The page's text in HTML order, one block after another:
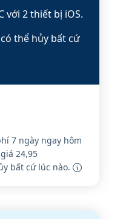
với 2 thiết bị iOS.
thể hủy bất cứ
7 ngày ngay hôm
24,95
bất cứ lúc nào.